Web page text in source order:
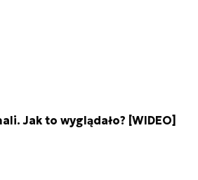
Jak to wyglądało? [WIDEO]